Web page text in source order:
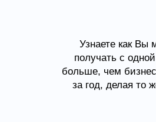
Узнаете как Вы
получать с
больше, чем
за год, делая то